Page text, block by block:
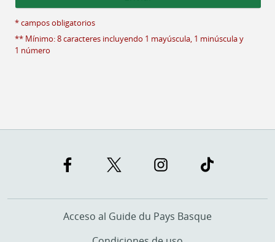
* campos obligatorios
** Mínimo: 8 caracteres incluyendo 1 mayúscula, 1 minúscula y
1 número
Acceso al Guide du Pays Basque